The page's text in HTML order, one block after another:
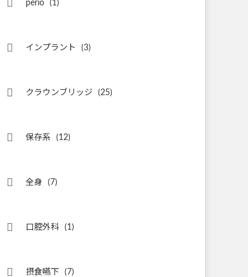
perio (1)
インプラント (3)
クラウンブリッジ (25)
保存系 (12)
全身 (7)
口腔外科 (1)
摂食嚥下 (7)